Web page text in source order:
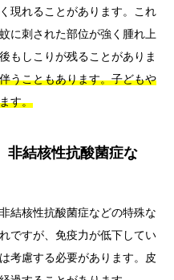
現れることがあります。これ
に刺された部位が強く腫れ上
もしこりが残ることがありま
うこともあります。子どもや
す。
非結核性抗酸菌症な
結核性抗酸菌症などの特殊な
ですが、免疫力が低下してい
考慮する必要があります。皮